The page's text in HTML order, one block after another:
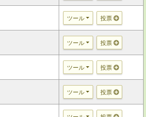
ツール 投票
ツール 投票
ツール 投票
ツール 投票